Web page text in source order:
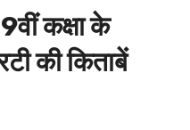
कक्षा के
की किताबें